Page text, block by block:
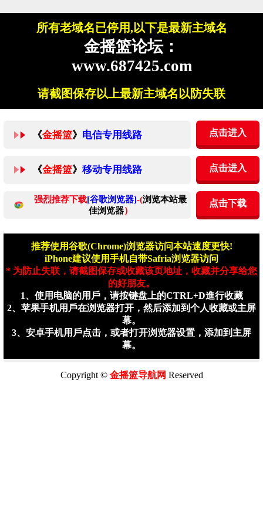
所有老域名已停用,以下是最新主域名
金摇篮论坛：
www.687425.com
请截图保存以上最新主域名以防失联
《金摇篮》 电信专用线路 点击进入
《金摇篮》 移动专用线路 点击进入
强烈推荐下载[谷歌浏览器]-(浏览本站最
佳浏览器）
点击下载
推荐使用谷歌(Chrome)浏览器访问本站速度更快!
iPhone建议使用手机自带Safria浏览器访问
* 为防止失联，请截图保存或收藏该页地址，收藏并分享给您
的好朋友。
1、使用电脑的用戶，请按键盘上的CTRL+D進行收藏
2、苹果手机用戶在浏览器打开，然后添加到个人收藏或主屏
幕。
3、安卓手机用戶点击，或者打开浏览器设置，添加到主屏
幕。
Copyright © 金摇篮导航网 Reserved